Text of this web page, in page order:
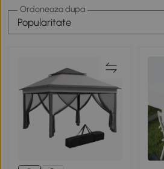
Ordoneaza dupa
Popularitate